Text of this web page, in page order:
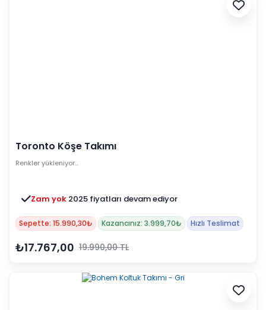
Toronto Köşe Takımı
Renkler yükleniyor…
Zam yok 2025 fiyatları devam ediyor
Sepette: 15.990,30₺ Kazancınız: 3.999,70₺ Hızlı Teslimat
₺17.767,00 19.990,00 TL